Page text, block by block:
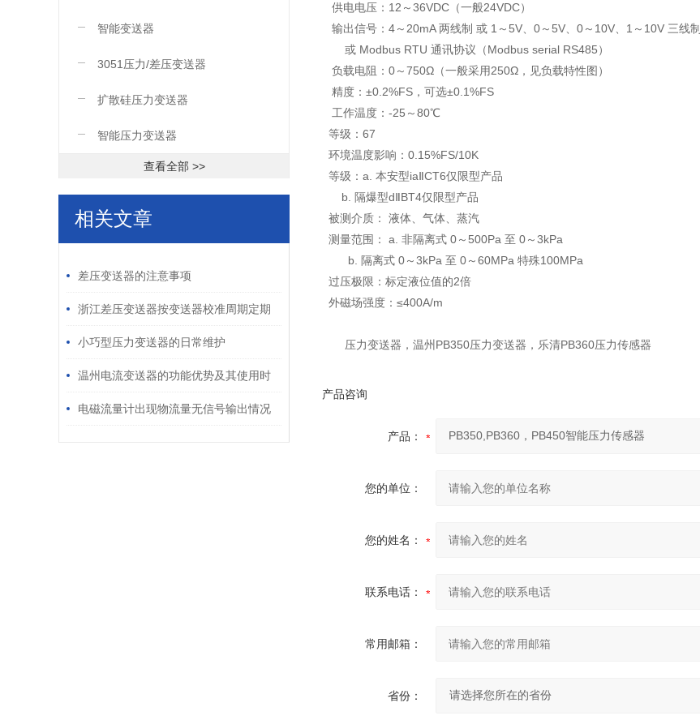
智能变送器
3051压力/差压变送器
扩散硅压力变送器
智能压力变送器
查看全部 >>
相关文章
差压变送器的注意事项
浙江差压变送器按变送器校准周期定期
进行校准
小巧型压力变送器的日常维护
温州电流变送器的功能优势及其使用时
注意事项
电磁流量计出现物流量无信号输出情况
供电电压：12～36VDC（一般24VDC）
输出信号：4～20mA 两线制 或 1～5V、0～5V、0～10V、1～10V 三线制
或 Modbus RTU 通讯协议（Modbus serial RS485）
负载电阻：0～750Ω（一般采用250Ω，见负载特性图）
精度：±0.2%FS，可选±0.1%FS
工作温度：-25～80℃
等级：67
环境温度影响：0.15%FS/10K
等级：a. 本安型iaⅡCT6仅限型产品
b. 隔爆型dⅡBT4仅限型产品
被测介质： 液体、气体、蒸汽
测量范围： a. 非隔离式 0～500Pa 至 0～3kPa
b. 隔离式 0～3kPa 至 0～60MPa 特殊100MPa
过压极限：标定液位值的2倍
外磁场强度：≤400A/m
压力变送器，温州PB350压力变送器，乐清PB360压力传感器
产品咨询
产品：
您的单位：
您的姓名：
联系电话：
常用邮箱：
省份：